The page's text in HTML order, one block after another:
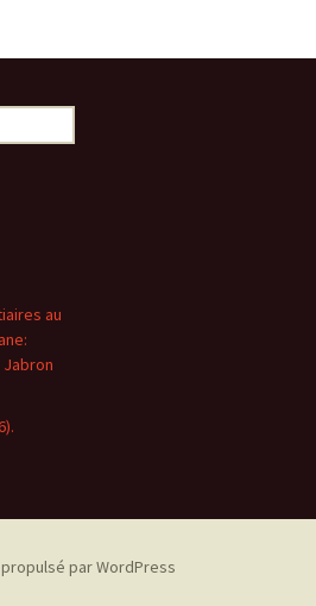
au
par WordPress